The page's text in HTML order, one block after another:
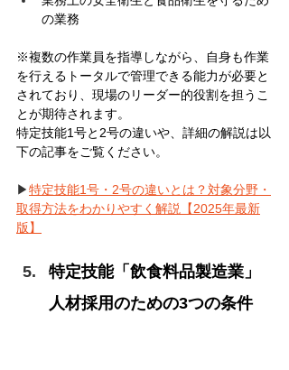
の業務
※複数の作業員を指導しながら、自身も作業
を行えるトータルで管理できる能力が必要と
されており、現場のリーダー的役割を担うこ
とが期待されます。
特定技能1号と2号の違いや、詳細の解説は以
下の記事をご覧ください。
▶特定技能1号・2号の違いとは？対象分野・
取得方法をわかりやすく解説【2025年最新
版】
特定技能「飲食料品製造業」
人材採用のための3つの条件